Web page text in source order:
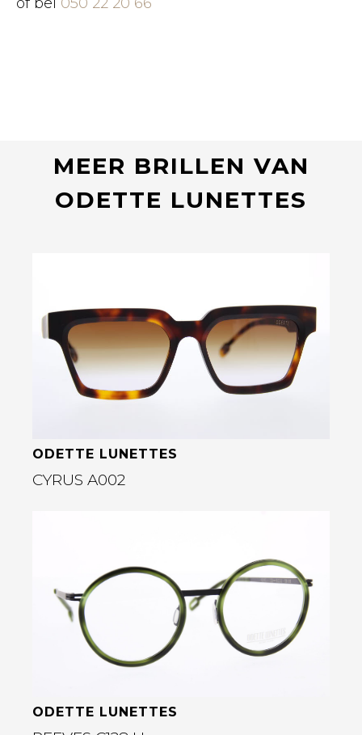
MEER BRILLEN VAN
ODETTE LUNETTES
ODETTE LUNETTES
CYRUS A002
ODETTE LUNETTES